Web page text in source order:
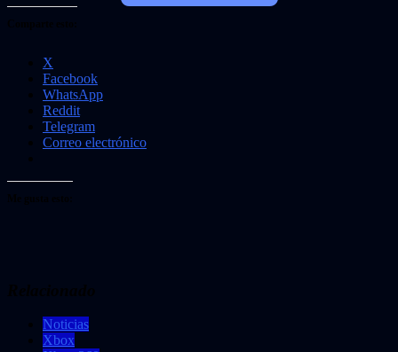
X
Facebook
WhatsApp
Reddit
Telegram
Correo electrónico
Noticias
Xbox